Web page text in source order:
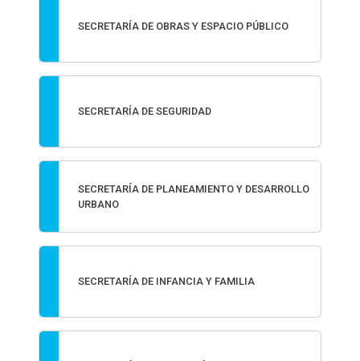
SECRETARÍA DE OBRAS Y ESPACIO PÚBLICO
SECRETARÍA DE SEGURIDAD
SECRETARÍA DE PLANEAMIENTO Y DESARROLLO
URBANO
SECRETARÍA DE INFANCIA Y FAMILIA